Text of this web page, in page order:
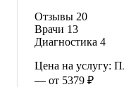
Отзывы 20
Врачи 13
Диагностика 4
Цена на услугу:
— от 5379 ₽